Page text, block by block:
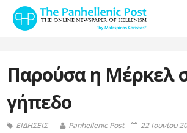
Παρούσα η Mέρκελ
γήπεδο
ΕΙΔΗΣΕΙΣ Panhellenic Post 22 Ιουνίου